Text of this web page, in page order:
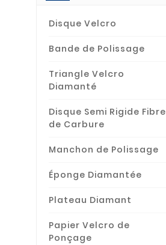
Disque Velcro
Bande de Polissage
Triangle Velcro
Diamanté
Disque Semi Rigide Fibre
de Carbure
Manchon de Polissage
Éponge Diamantée
Plateau Diamant
Papier Velcro de
Ponçage